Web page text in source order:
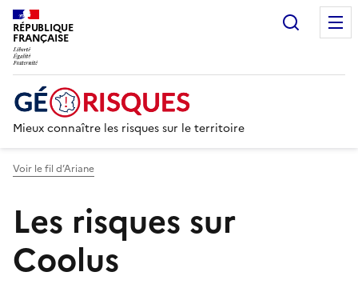
RÉPUBLIQUE
FRANÇAISE
Mieux connaître les risques sur le territoire
Voir le fil d’Ariane
Les risques sur
Coolus